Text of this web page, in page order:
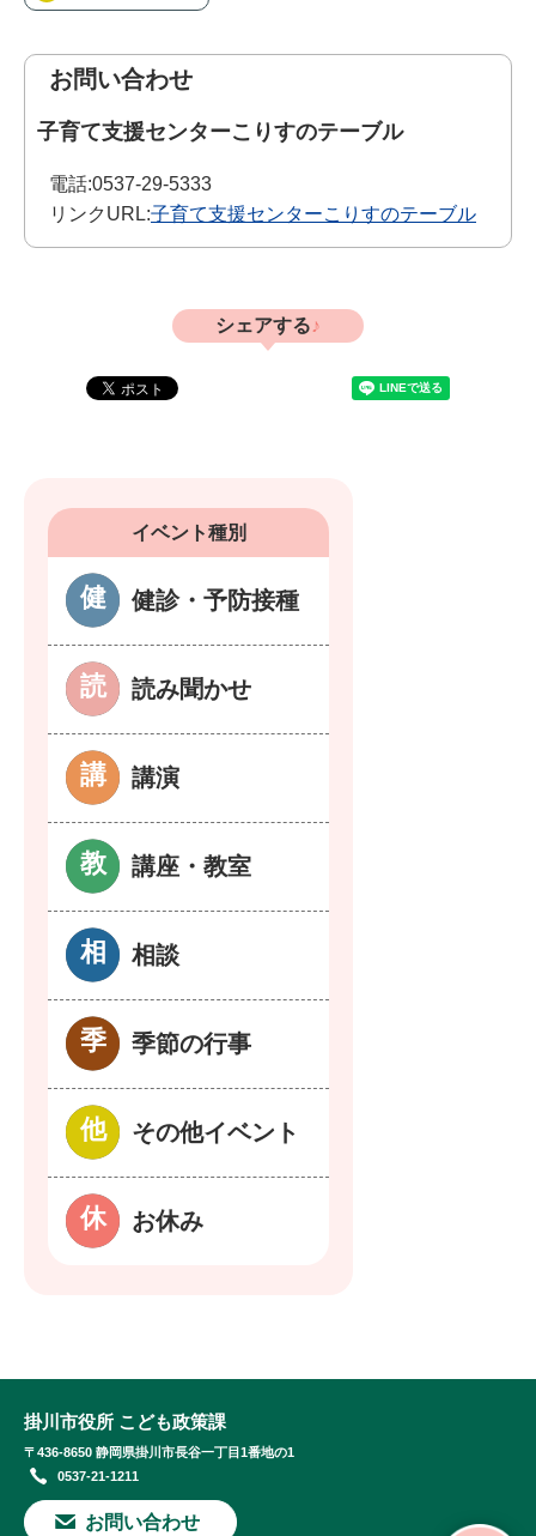
お問い合わせ
子育て支援センターこりすのテーブル
電話:0537-29-5333
リンクURL:子育て支援センターこりすのテーブル
シェアする
イベント種別
健診・予防接種
読み聞かせ
講演
講座・教室
相談
季節の行事
その他イベント
お休み
掛川市役所 こども政策課
〒436-8650 静岡県掛川市長谷一丁目1番地の1
0537-21-1211
お問い合わせ